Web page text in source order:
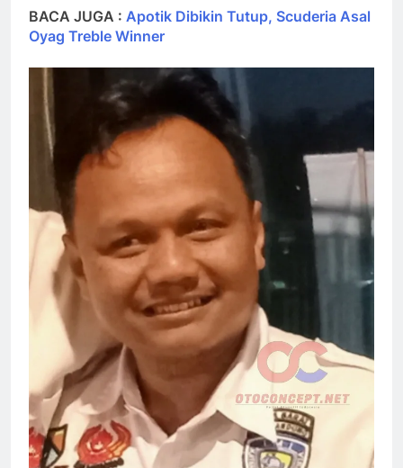
BACA JUGA : Apotik Dibikin Tutup, Scuderia Asal
Oyag Treble Winner